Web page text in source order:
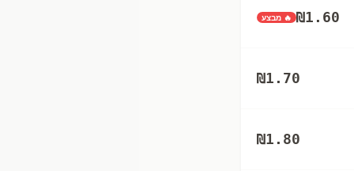
₪1.60 🔥 מבצע
₪1.70
₪1.80